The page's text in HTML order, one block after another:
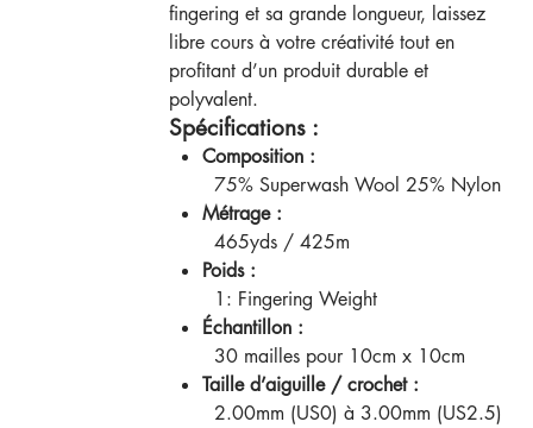
fingering et sa grande longueur, laissez
libre cours à votre créativité tout en
profitant d’un produit durable et
polyvalent.
Spécifications :
Composition :
75% Superwash Wool 25% Nylon
Métrage :
465yds / 425m
Poids :
1: Fingering Weight
Échantillon :
30 mailles pour 10cm x 10cm
Taille d’aiguille / crochet :
2.00mm (US0) à 3.00mm (US2.5)